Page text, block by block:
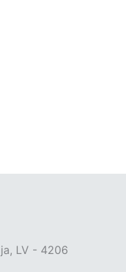
LV - 4206